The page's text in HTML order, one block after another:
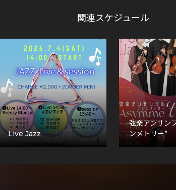
関連スケジュール
Live Jazz
弦楽アンサン
ンメトリー”